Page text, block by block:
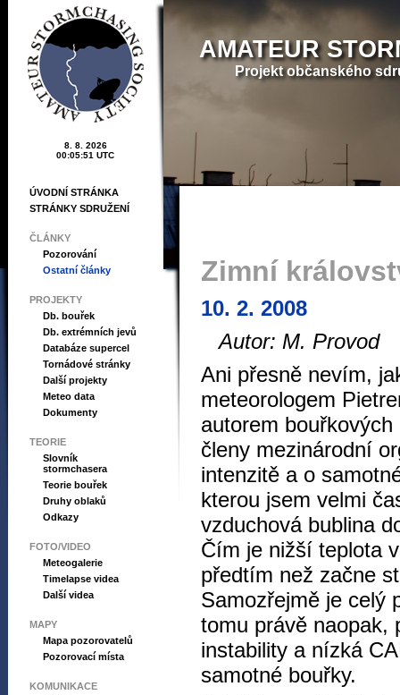
8. 8. 2026
00:05:52 UTC
ÚVODNÍ STRÁNKA
STRÁNKY SDRUŽENÍ
ČLÁNKY
Pozorování
Ostatní články
PROJEKTY
Db. bouřek
Db. extrémních jevů
Databáze supercel
Tornádové stránky
Další projekty
Meteo data
Dokumenty
TEORIE
Slovník
stormchasera
Teorie bouřek
Druhy oblaků
Odkazy
FOTO/VIDEO
Meteogalerie
Timelapse videa
Další videa
MAPY
Mapa pozorovatelů
Pozorovací místa
KOMUNIKACE
AMATEUR
Projekt občanského
Zimní
10. 2. 2008
Autor: M. Provod
Ani přesně nevím,
meteorologem
autorem
členy mezinárodní
intenzitě a o
kterou jsem velmi
vzduchová bublina
Čím je nižší teplota
předtím než začne
Samozřejmě je celý
tomu právě naopak,
instability a nízká
samotné bouřky.